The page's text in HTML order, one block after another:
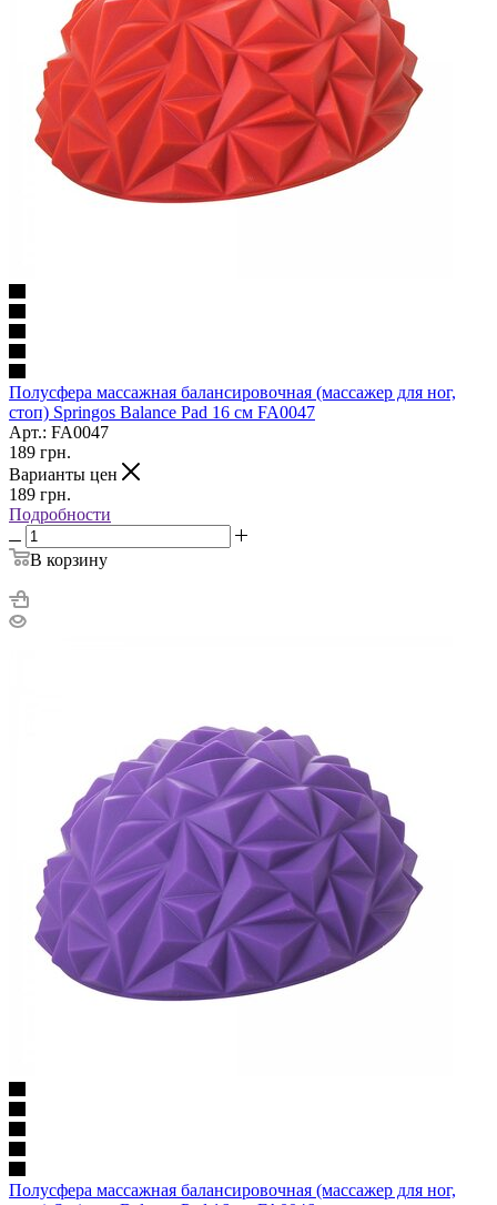
Полусфера массажная балансировочная (массажер для ног,
стоп) Springos Balance Pad 16 см FA0047
Арт.: FA0047
189 грн.
Варианты цен
189 грн.
Подробности
В корзину
Полусфера массажная балансировочная (массажер для ног,